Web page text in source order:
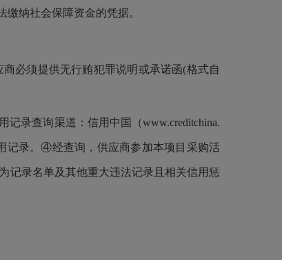
纳社会保障资金的凭据。
必须提供无行贿犯罪说明或承诺函(格式自
录查询渠道：信用中国（www.creditchina.
记录。④经查询，供应商参加本项目采购活
记录名单及其他重大违法记录且相关信用惩